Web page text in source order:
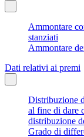
Ammontare
stanziati
Ammontare
Dati relativi ai premi
Distribuzione
al fine di dare
distribuzione
Grado di